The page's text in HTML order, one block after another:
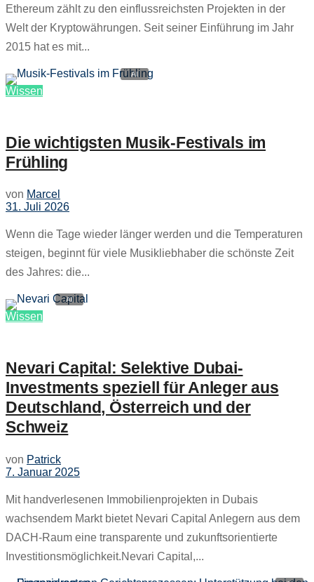
Ethereum zählt zu den einflussreichsten Projekten in der
Welt der Kryptowährungen. Seit seiner Einführung im Jahr
2015 hat es mit...
Wissen
Die wichtigsten Musik-Festivals im
Frühling
von Marcel
31. Juli 2026
Wenn die Tage wieder länger werden und die Temperaturen
steigen, beginnt für viele Musikliebhaber die schönste Zeit
des Jahres: die...
Wissen
Nevari Capital: Selektive Dubai-
Investments speziell für Anleger aus
Deutschland, Österreich und der
Schweiz
von Patrick
7. Januar 2025
Mit handverlesenen Immobilienprojekten in Dubais
wachsendem Markt bietet Nevari Capital Anlegern aus dem
DACH-Raum eine transparente und zukunftsorientierte
Investitionsmöglichkeit.Nevari Capital,...